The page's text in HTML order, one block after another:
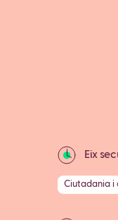
Eix
Ciutadania i